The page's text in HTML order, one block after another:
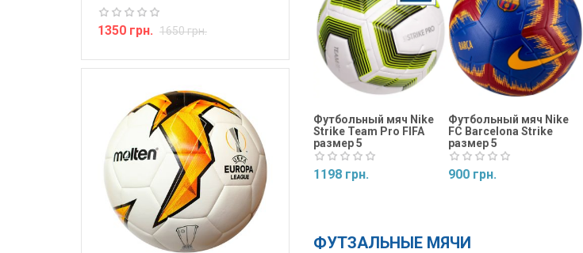
1350 грн. 1650 грн.
Футбольный мяч Nike
Strike Team Pro FIFA
размер 5
1198 грн.
Футбольный мяч Nike
FC Barcelona Strike
размер 5
900 грн.
ФУТЗАЛЬНЫЕ МЯЧИ